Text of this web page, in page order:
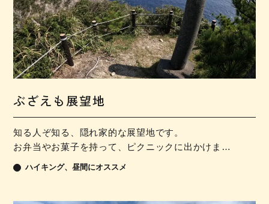
ぶざえも展望地
知る人ぞ知る、隠れ家的な展望地です。
お弁当やお菓子を持って、ピクニックに出かけま…
ハイキング 昼間にオススメ